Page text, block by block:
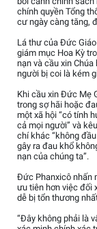
chính quyền Tổng
cư ngày càng tăng,
Lá thư của Đức
giám mục Hoa Kỳ
nạn và cầu xin
người bị coi là kém
Khi cầu xin Đức Mẹ
trong sợ hãi hoặc
một xã hội “có tính
cả mọi người” và
chí khác “không
gây ra đau khổ
nạn của chúng ta”.
Đức Phanxicô nhấn
ưu tiên hơn việc đối
dễ bị tổn thương
“Đây không phải là